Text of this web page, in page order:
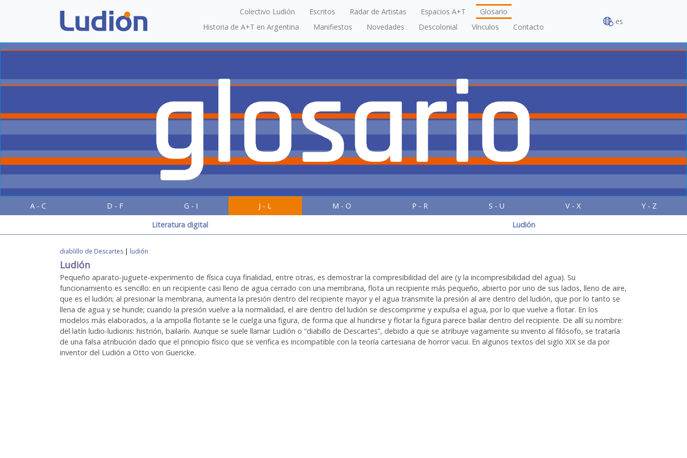
Colectivo Ludión Escritos Radar de Artistas Espacios A+T
Glosario
Historia de A+T en Argentina
Manifiestos Novedades Descolonial Vínculos Contacto
es
A - C D - F G - I J - L M - O P - R S - U V - X
Y - Z
Literatura digital
Ludión
diablillo de Descartes | ludión
Ludión
Pequeño aparato-juguete-experimento de física cuya finalidad, entre otras, es demostrar la compresibilidad del aire (y la incompresibilidad del agua). Su
funcionamiento es sencillo: en un recipiente casi lleno de agua cerrado con una membrana, flota un recipiente más pequeño, abierto por uno de sus lados, lleno de aire,
que es el ludión; al presionar la membrana, aumenta la presión dentro del recipiente mayor y el agua transmite la presión al aire dentro del ludión, que por lo tanto se
llena de agua y se hunde; cuando la presión vuelve a la normalidad, el aire dentro del ludión se descomprime y expulsa el agua, por lo que vuelve a flotar. En los
modelos más elaborados, a la ampolla flotante se le cuelga una figura, de forma que al hundirse y flotar la figura parece bailar dentro del recipiente. De allí su nombre:
del latín ludio-ludionis: histrión, bailarín. Aunque se suele llamar Ludión o “diabillo de Descartes”, debido a que se atribuye vagamente su invento al filósofo, se trataría
de una falsa atribución dado que el principio físico que se verifica es incompatible con la teoría cartesiana de horror vacui. En algunos textos del siglo XIX se da por
inventor del Ludión a Otto von Guericke.